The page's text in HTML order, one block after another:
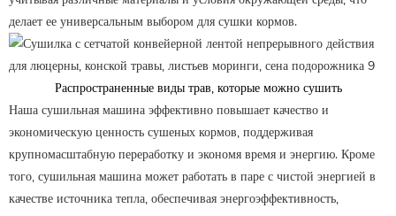
делает ее универсальным выбором для сушки кормов.
Распространенные виды трав, которые можно сушить
Наша сушильная машина эффективно повышает качество и
экономическую ценность сушеных кормов, поддерживая
крупномасштабную переработку и экономя время и энергию. Кроме
того, сушильная машина может работать в паре с чистой энергией в
качестве источника тепла, обеспечивая энергоэффективность,